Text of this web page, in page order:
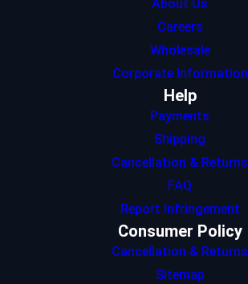
About Us
Careers
Wholesale
Corporate Information
Help
Payments
Shipping
Cancellation & Returns
FAQ
Report Infringement
Consumer Policy
Cancellation & Returns
Sitemap